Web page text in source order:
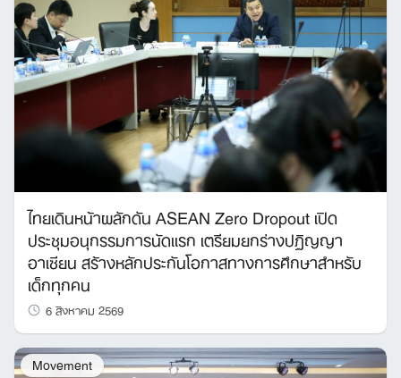
ไทยเดินหน้าผลักดัน ASEAN Zero Dropout เปิด
ประชุมอนุกรรมการนัดแรก เตรียมยกร่างปฏิญญา
อาเซียน สร้างหลักประกันโอกาสทางการศึกษาสำหรับ
เด็กทุกคน
6 สิงหาคม 2569
Movement